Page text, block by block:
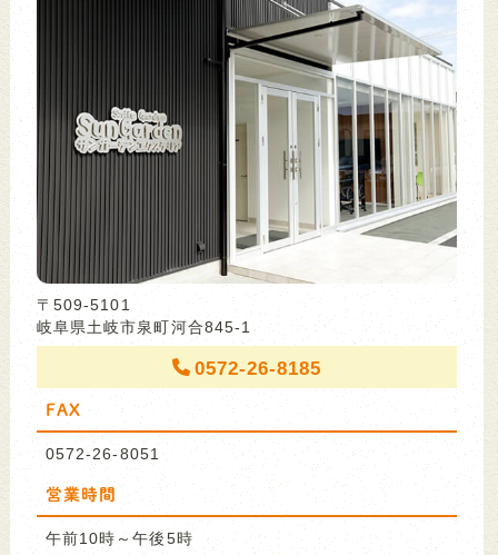
〒509-5101
岐阜県土岐市泉町河合845-1
0572-26-8185
FAX
0572-26-8051
営業時間
午前10時～午後5時